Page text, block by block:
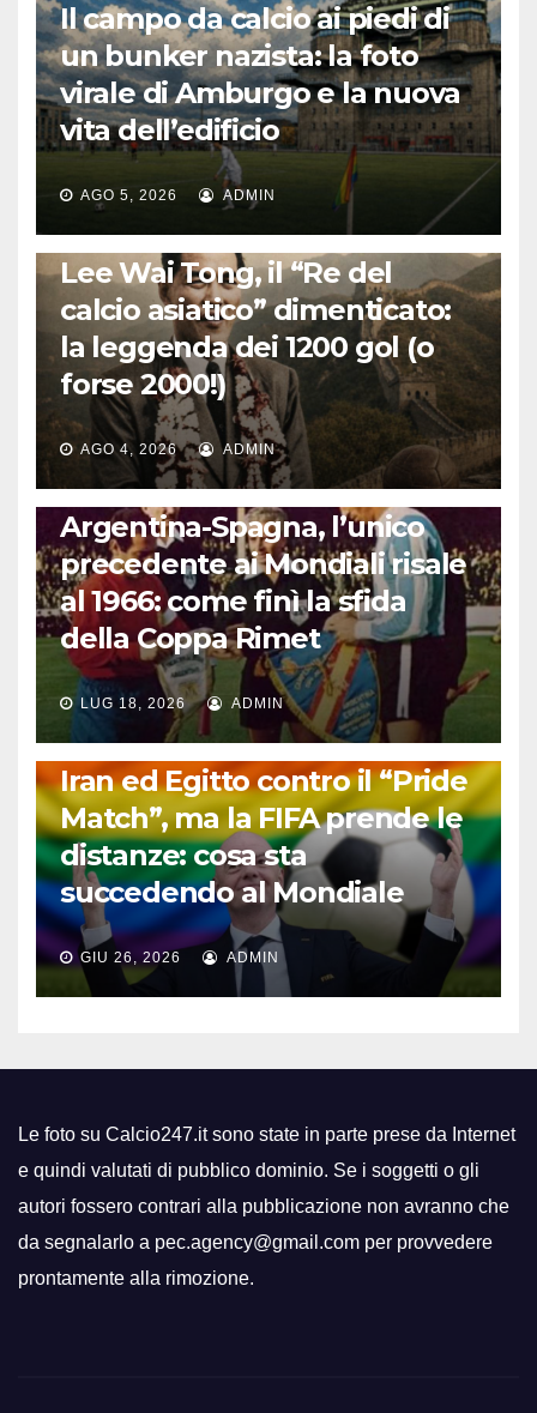
Il campo da calcio ai piedi di
un bunker nazista: la foto
virale di Amburgo e la nuova
vita dell’edificio
AGO 5, 2026 ADMIN
LA STORIA DEL CALCIO
Lee Wai Tong, il “Re del
calcio asiatico” dimenticato:
la leggenda dei 1200 gol (o
forse 2000!)
AGO 4, 2026 ADMIN
CALCIO INTERNAZIONALE
Argentina-Spagna, l’unico
precedente ai Mondiali risale
al 1966: come finì la sfida
della Coppa Rimet
LUG 18, 2026 ADMIN
FUORI DAL CAMPO: CALCIO, GOSSIP E NON SOLO
Iran ed Egitto contro il “Pride
Match”, ma la FIFA prende le
distanze: cosa sta
succedendo al Mondiale
GIU 26, 2026 ADMIN
Le foto su Calcio247.it sono state in parte prese da Internet
e quindi valutati di pubblico dominio. Se i soggetti o gli
autori fossero contrari alla pubblicazione non avranno che
da segnalarlo a pec.agency@gmail.com per provvedere
prontamente alla rimozione.